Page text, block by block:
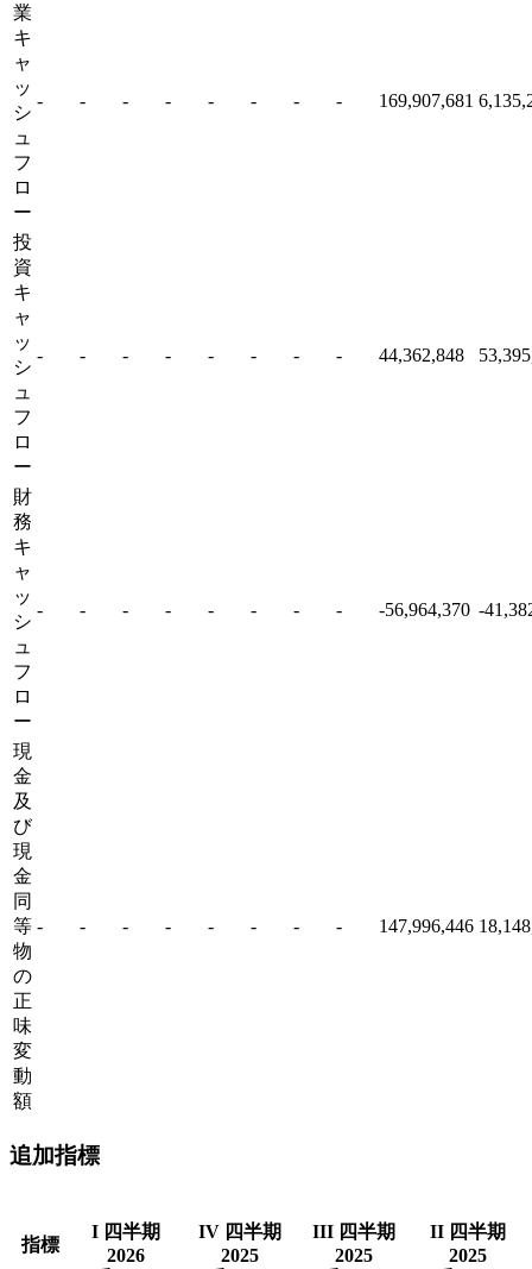
業
キ
ャ
ッ
シ
ュ
フ
ロ
ー
- - - - - - - - 169,907,681
投
資
キ
ャ
ッ
シ
ュ
フ
ロ
ー
- - - - - - - - 44,362,848
財
務
キ
ャ
ッ
シ
ュ
フ
ロ
ー
- - - - - - - - -56,964,370 -
現
金
及
び
現
金
同
等
物
の
正
味
変
動
額
- - - - - - - - 147,996,446
追加指標
指標
I 四半期
2026
IV 四半期
2025
III 四半期
2025
II 四半期
2025